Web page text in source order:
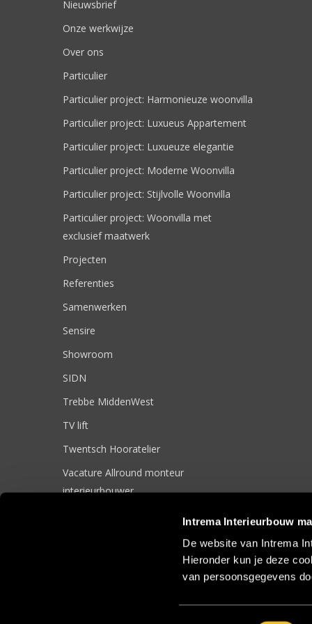
Intrema Interieurbouw
De website van Intrema
Hieronder kun je deze
van persoonsgegevens
Nieuwsbrief
Onze werkwijze
Over ons
Particulier
Particulier project: Harmonieuze woonvilla
Particulier project: Luxueus Appartement
Particulier project: Luxueuze elegantie
Particulier project: Moderne Woonvilla
Particulier project: Stijlvolle Woonvilla
Particulier project: Woonvilla met
exclusief maatwerk
Projecten
Referenties
Samenwerken
Sensire
Showroom
SIDN
Trebbe MiddenWest
TV lift
Twentsch Hooratelier
Vacature Allround monteur
interieurbouwer